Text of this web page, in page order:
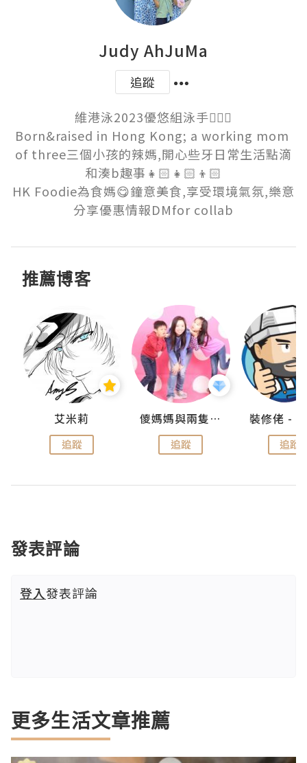
Judy AhJuMa
追蹤
維港泳2023優悠組泳手🏊🏻‍♀️
Born&raised in Hong Kong; a working mom
of three三個小孩的辣媽,開心些牙日常生活點滴
和湊b趣事👧🏻👧🏻👦🏻
HK Foodie為食媽😋鐘意美食,享受環境氣氛,樂意
分享優惠情報DMfor collab
推薦博客
艾米莉
追蹤
儍媽媽與兩隻小魔怪之家
追蹤 追蹤
發表評論
登入發表評論
更多生活文章推薦